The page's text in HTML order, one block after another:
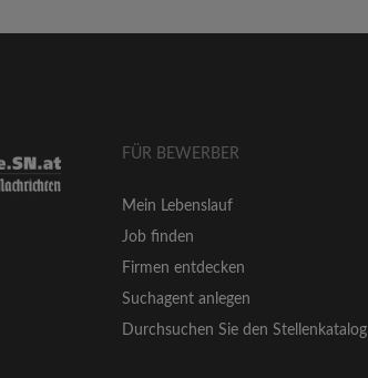
FÜR BEWERBER
Mein Lebenslauf
Job finden
Firmen entdecken
Suchagent anlegen
Durchsuchen Sie den Stellenkatalog